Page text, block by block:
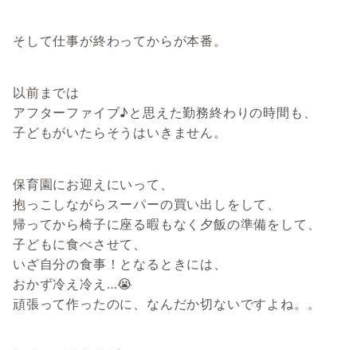
そして仕事が終わってからが本番。
以前までは
アフターファイブ♪と思えた勤務終わりの時間も、
子どもがいたらそうはいきません。
保育園にお迎えにいって、
抱っこしながらスーパーの買い出しをして、
帰ってから椅子に座る暇もなく夕飯の準備をして、
子どもに食べさせて、
いざ自分の食事！となるときには、
おかず冷え冷え…😭
頑張って作ったのに、なんだか切ないですよね。。